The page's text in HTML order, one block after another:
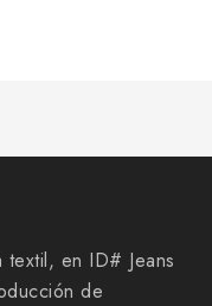
textil, en ID# Jeans
de